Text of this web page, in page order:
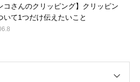
コさんのクリッピング】クリッピン
いて1つだけ伝えたいこと